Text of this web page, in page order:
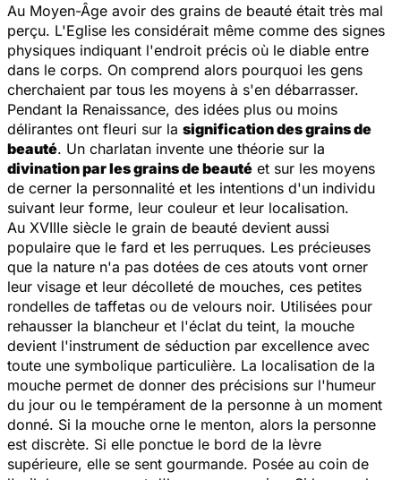
Au Moyen-Âge avoir des grains de beauté était très mal
perçu. L'Eglise les considérait même comme des signes
physiques indiquant l'endroit précis où le diable entre
dans le corps. On comprend alors pourquoi les gens
cherchaient par tous les moyens à s'en débarrasser.
Pendant la Renaissance, des idées plus ou moins
délirantes ont fleuri sur la signification des grains de
beauté. Un charlatan invente une théorie sur la
divination par les grains de beauté et sur les moyens
de cerner la personnalité et les intentions d'un individu
suivant leur forme, leur couleur et leur localisation.
Au XVIIIe siècle le grain de beauté devient aussi
populaire que le fard et les perruques. Les précieuses
que la nature n'a pas dotées de ces atouts vont orner
leur visage et leur décolleté de mouches, ces petites
rondelles de taffetas ou de velours noir. Utilisées pour
rehausser la blancheur et l'éclat du teint, la mouche
devient l'instrument de séduction par excellence avec
toute une symbolique particulière. La localisation de la
mouche permet de donner des précisions sur l'humeur
du jour ou le tempérament de la personne à un moment
donné. Si la mouche orne le menton, alors la personne
est discrète. Si elle ponctue le bord de la lèvre
supérieure, elle se sent gourmande. Posée au coin de